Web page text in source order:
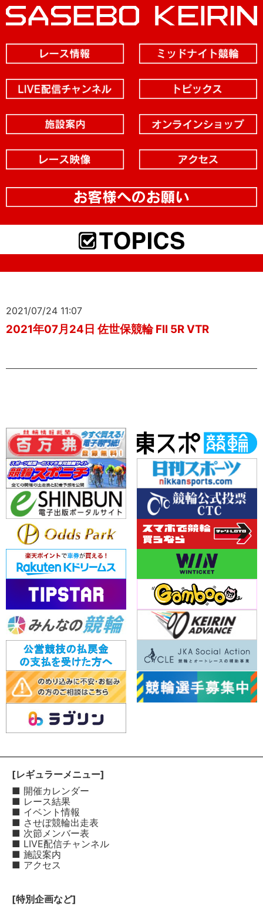
2021/07/24 11:07
2021年07月24日 佐世保競輪 FII 5R VTR
[レギュラーメニュー]
■ 開催カレンダー
■ レース結果
■ イベント情報
■ させぼ競輪出走表
■ 次節メンバー表
■ LIVE配信チャンネル
■ 施設案内
■ アクセス
[特別企画など]